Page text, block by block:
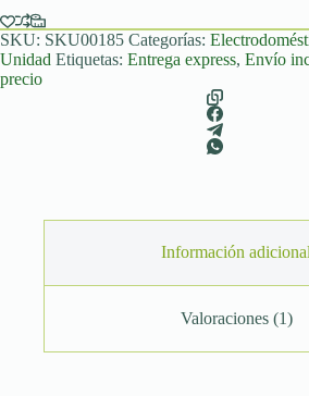
SKU: SKU00185 Categorías:
Unidad Etiquetas: Entrega express, Envío
precio
Información
Valoraciones (1)